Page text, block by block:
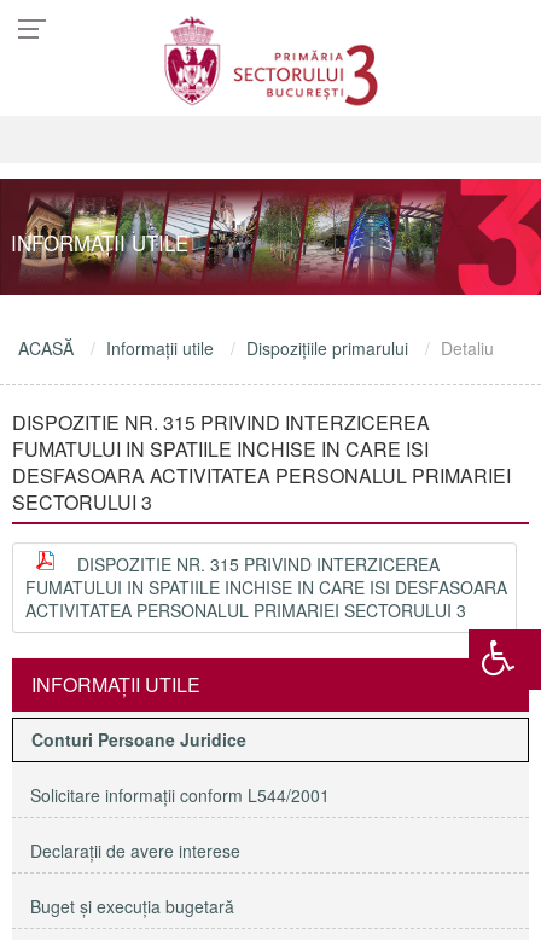
INFORMAŢII UTILE
ACASĂ Informaţii utile Dispoziţiile primarului Detaliu
DISPOZITIE NR. 315 PRIVIND INTERZICEREA
FUMATULUI IN SPATIILE INCHISE IN CARE ISI
DESFASOARA ACTIVITATEA PERSONALUL PRIMARIEI
SECTORULUI 3
DISPOZITIE NR. 315 PRIVIND INTERZICEREA
FUMATULUI IN SPATIILE INCHISE IN CARE ISI DESFASOARA
ACTIVITATEA PERSONALUL PRIMARIEI SECTORULUI 3
INFORMAŢII UTILE
Conturi Persoane Juridice
Solicitare informaţii conform L544/2001
Declaraţii de avere interese
Buget şi execuţia bugetară